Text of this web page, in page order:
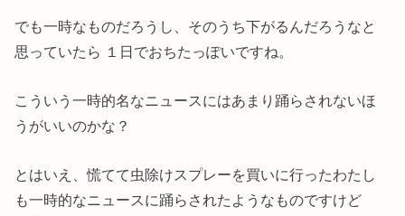
でも一時なものだろうし、そのうち下がるんだろうなと
思っていたら １日でおちたっぽいですね。
こういう一時的名なニュースにはあまり踊らされないほ
うがいいのかな？
とはいえ、慌てて虫除けスプレーを買いに行ったわたし
も一時的なニュースに踊らされたようなものですけど